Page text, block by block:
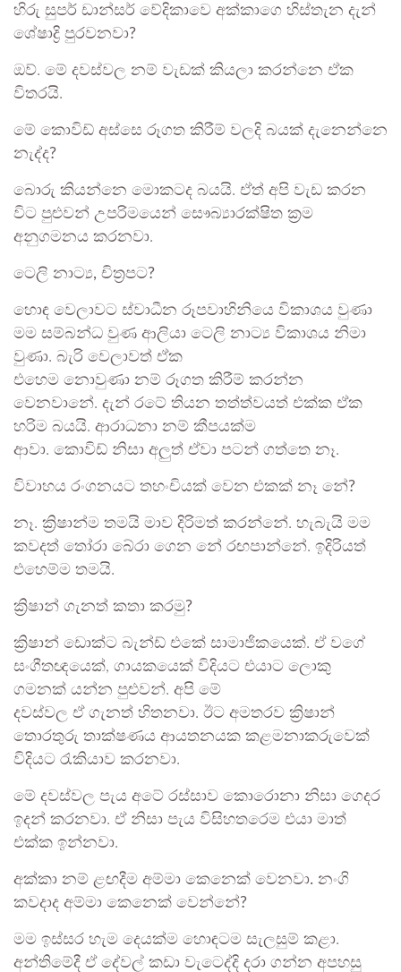
හිරු සුපර් ඩාන්සර් වේදිකාවෙ අක්කාගෙ හිස්තැන දැන්
ශේෂාද්‍රි පුරවනවා?
ඔව්. මේ දවස්වල නම් වැඩක් කියලා කරන්නෙ ඒක
විතරයි.
මේ කොවිඩ් අස්සෙ රූගත කිරීම් වලදි බයක් දැනෙන්නෙ
නැද්ද?
බොරු කියන්නෙ මොකටද බයයි. ඒත් අපි වැඩ කරන
විට පුළුවන් උපරිමයෙන් සෞබ්‍යාරක්ෂිත ක්‍රම
අනුගමනය කරනවා.
ටෙලි නාට්‍ය, චිත්‍රපට?
හොඳ වෙලාවට ස්වාධීන රූපවාහිනියෙ විකාශය වුණා
මම සම්බන්ධ වුණ ආලියා ටෙලි නාට්‍ය විකාශය නිමා
වුණා. බැරි වෙලාවත් ඒක
එහෙම නොවුණා නම් රූගත කිරීම් කරන්න
වෙනවානේ. දැන් රටේ තියන තත්ත්වයත් එක්ක ඒක
හරිම බයයි. ආරාධනා නම් කීපයක්ම
ආවා. කොවිඩ් නිසා අලුත් ඒවා පටන් ගත්තෙ නෑ.
විවාහය රංගනයට තහංචියක් වෙන එකක් නෑ නේ?
නෑ. ක්‍රිෂාන්ම තමයි මාව දිරිමත් කරන්නේ. හැබැයි මම
කවදත් තෝරා බේරා ගෙන නේ රඟපාන්නේ. ඉදිරියත්
එහෙම්ම තමයි.
ක්‍රිෂාන් ගැනත් කතා කරමු?
ක්‍රිෂාන් ඩොක්ට බැන්ඩ් එකේ සාමාජිකයෙක්. ඒ වගේ
සංගීතඥයෙක්, ගායකයෙක් විදියට එයාට ලොකු
ගමනක් යන්න පුළුවන්. අපි මේ
දවස්වල ඒ ගැනත් හිතනවා. ඊට අමතරව ක්‍රිෂාන්
තොරතුරු තාක්ෂණය ආයතනයක කළමනාකරුවෙක්
විදියට රැකියාව කරනවා.
මේ දවස්වල පැය අටේ රස්සාව කොරොනා නිසා ගෙදර
ඉදන් කරනවා. ඒ නිසා පැය විසිහතරෙම එයා මාත්
එක්ක ඉන්නවා.
අක්කා නම් ළඟදීම අම්මා කෙනෙක් වෙනවා. නංගි
කවදාද අම්මා කෙනෙක් වෙන්නේ?
මම ඉස්සර හැම දෙයක්ම හොඳටම සැලසුම් කළා.
අන්තිමේදී ඒ දේවල් කඩා වැටෙද්දි දරා ගන්න අපහසු